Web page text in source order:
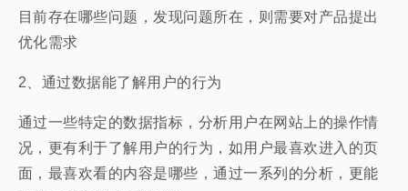
目前存在哪些问题，发现问题所在，则需要对产品提出
优化需求
2、通过数据能了解用户的行为
通过一些特定的数据指标，分析用户在网站上的操作情
况，更有利于了解用户的行为，如用户最喜欢进入的页
面，最喜欢看的内容是哪些，通过一系列的分析，更能